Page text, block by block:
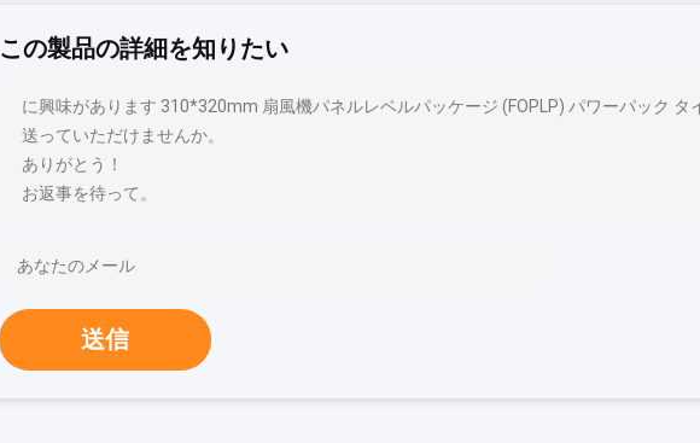
この製品の詳細を知りたい
に興味があります 310*320mm 扇風機パネルレベルパッケージ (FOPLP) パワーパック
送っていただけませんか。
ありがとう！
お返事を待って。
送信